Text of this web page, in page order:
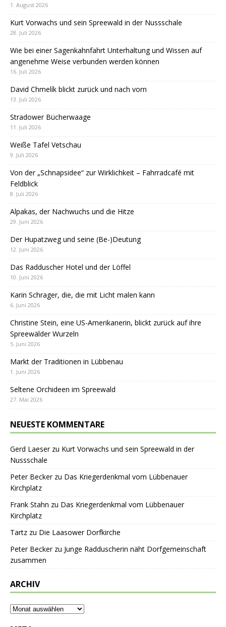
1. August 2026
Kurt Vorwachs und sein Spreewald in der Nussschale
28. Juli 2026
Wie bei einer Sagenkahnfahrt Unterhaltung und Wissen auf
angenehme Weise verbunden werden können
16. Juli 2026
David Chmelík blickt zurück und nach vorn
13. Juli 2026
Stradower Bücherwaage
11. Juli 2026
Weiße Tafel Vetschau
9. Juli 2026
Von der „Schnapsidee“ zur Wirklichkeit – Fahrradcafé mit
Feldblick
8. Juli 2026
Alpakas, der Nachwuchs und die Hitze
29. Juni 2026
Der Hupatzweg und seine (Be-)Deutung
12. Juni 2026
Das Radduscher Hotel und der Löffel
10. Juni 2026
Karin Schrager, die, die mit Licht malen kann
6. Juni 2026
Christine Stein, eine US-Amerikanerin, blickt zurück auf ihre
Spreewälder Wurzeln
5. Juni 2026
Markt der Traditionen in Lübbenau
1. Juni 2026
Seltene Orchideen im Spreewald
27. Mai 2026
NEUESTE KOMMENTARE
Gerd Laeserzu Kurt Vorwachs und sein Spreewald in der
Nussschale
Peter Beckerzu Das Kriegerdenkmal vom Lübbenauer
Kirchplatz
Frank Stahn zu Das Kriegerdenkmal vom Lübbenauer
Kirchplatz
Tartz zu Die Laasower Dorfkirche
Peter Beckerzu Junge Radduscherin näht Dorfgemeinschaft
zusammen
ARCHIV